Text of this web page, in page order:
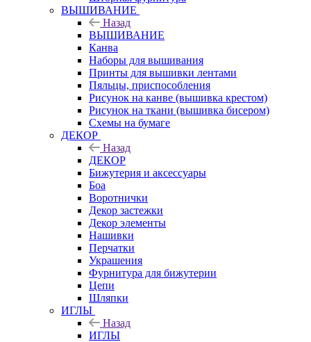
ВЫШИВАНИЕ
Назад
ВЫШИВАНИЕ
Канва
Наборы для вышивания
Принты для вышивки лентами
Пяльцы, приспособления
Рисунок на канве (вышивка крестом)
Рисунок на ткани (вышивка бисером)
Схемы на бумаге
ДЕКОР
Назад
ДЕКОР
Бижутерия и аксессуары
Боа
Воротнички
Декор застежки
Декор элементы
Нашивки
Перчатки
Украшения
Фурнитура для бижутерии
Цепи
Шляпки
ИГЛЫ
Назад
ИГЛЫ